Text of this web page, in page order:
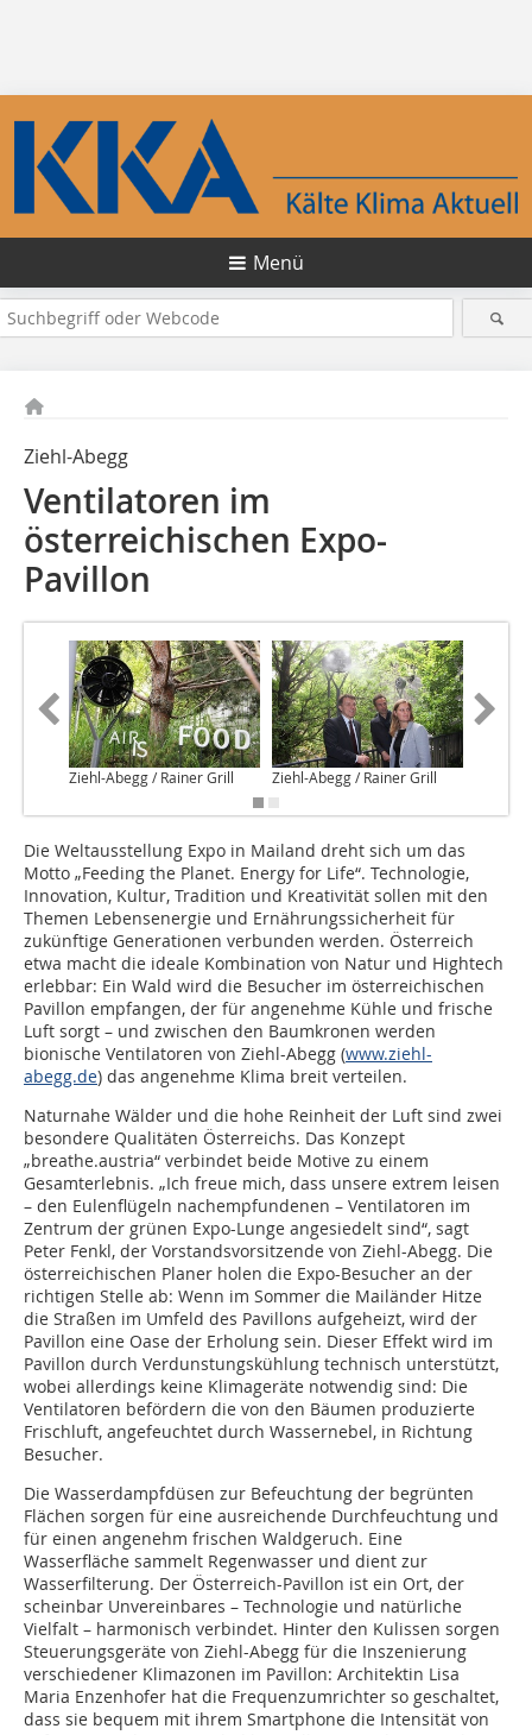
Menü
Ziehl-Abegg
Ventilatoren im
österreichischen Expo-
Pavillon
Ziehl-Abegg / Rainer Grill Ziehl-Abegg / Rainer Grill
Die Weltausstellung Expo in Mailand dreht sich um das
Motto „Feeding the Planet. Energy for Life“. Technologie,
Innovation, Kultur, Tradition und Kreativität sollen mit den
Themen Lebensenergie und Ernährungssicherheit für
zukünftige Generationen verbunden werden. Österreich
etwa macht die ideale Kombination von Natur und Hightech
erlebbar: Ein Wald wird die Besucher im österreichischen
Pavillon empfangen, der für angenehme Kühle und frische
Luft sorgt – und zwischen den Baumkronen werden
bionische Ventilatoren von Ziehl-Abegg (www.ziehl-
abegg.de) das angenehme Klima breit verteilen.
Naturnahe Wälder und die hohe Reinheit der Luft sind zwei
besondere Qualitäten Österreichs. Das Konzept
„breathe.austria“ verbindet beide Motive zu einem
Gesamterlebnis. „Ich freue mich, dass unsere extrem leisen
– den Eulenflügeln nachempfundenen – Ventilatoren im
Zentrum der grünen Expo-Lunge angesiedelt sind“, sagt
Peter Fenkl, der Vorstandsvorsitzende von Ziehl-Abegg. Die
österreichischen Planer holen die Expo-Besucher an der
richtigen Stelle ab: Wenn im Sommer die Mailänder Hitze
die Straßen im Umfeld des Pavillons aufgeheizt, wird der
Pavillon eine Oase der Erholung sein. Dieser Effekt wird im
Pavillon durch Verdunstungskühlung technisch unterstützt,
wobei allerdings keine Klimageräte notwendig sind: Die
Ventilatoren befördern die von den Bäumen produzierte
Frischluft, angefeuchtet durch Wassernebel, in Richtung
Besucher.
Die Wasserdampfdüsen zur Befeuchtung der begrünten
Flächen sorgen für eine ausreichende Durchfeuchtung und
für einen angenehm frischen Waldgeruch. Eine
Wasserfläche sammelt Regenwasser und dient zur
Wasserfilterung. Der Österreich-Pavillon ist ein Ort, der
scheinbar Unvereinbares – Technologie und natürliche
Vielfalt – harmonisch verbindet. Hinter den Kulissen sorgen
Steuerungsgeräte von Ziehl-Abegg für die Inszenierung
verschiedener Klimazonen im Pavillon: Architektin Lisa
Maria Enzenhofer hat die Frequenzumrichter so geschaltet,
dass sie bequem mit ihrem Smartphone die Intensität von